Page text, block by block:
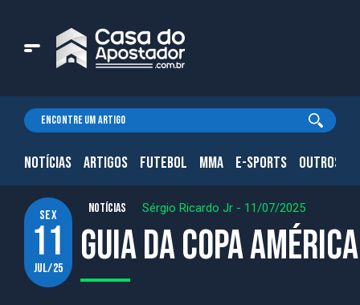
NOTÍCIAS ARTIGOS FUTEBOL MMA E-SPORTS OUTROS.
sex
11
jul/25
NOTÍCIAS Sérgio Ricardo Jr - 11/07/2025
Guia da Copa